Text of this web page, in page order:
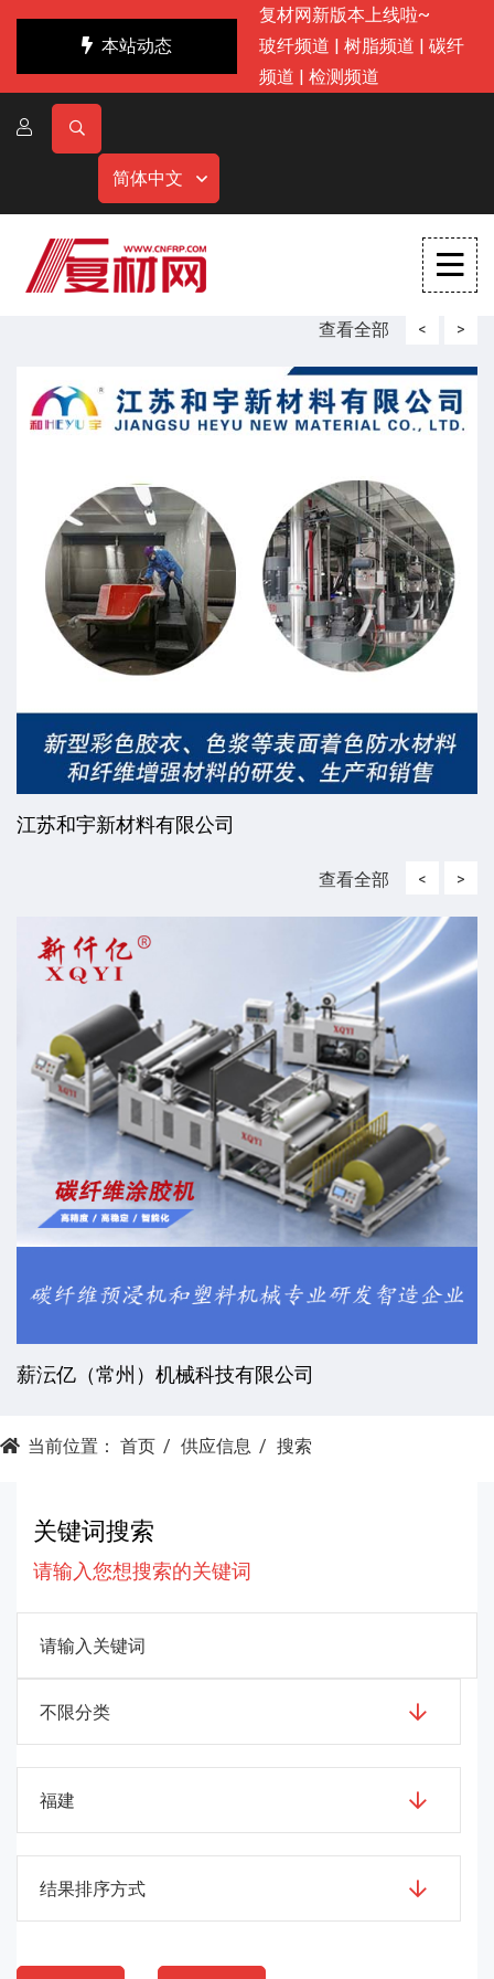
本站动态
复材网新版本上线啦~
玻纤频道 | 树脂频道 | 碳纤
频道 | 检测频道
简体中文
查看全部 <
江苏和宇新材料有限公司
>
查看全部 <
薪沄亿（常州）机械科技有限公司
>
当前位置： 首页 供应信息 搜索
关键词搜索
请输入您想搜索的关键词
不限分类
福建
结果排序方式